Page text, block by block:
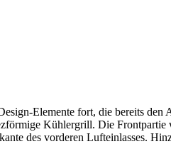
Elemente fort, die bereits
Kühlergrill. Die
des vorderen Lufteinlasses.